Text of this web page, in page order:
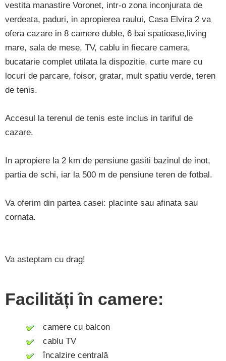
vestita manastire Voronet, intr-o zona inconjurata de
verdeata, paduri, in apropierea raului, Casa Elvira 2 va
ofera cazare in 8 camere duble, 6 bai spatioase,living
mare, sala de mese, TV, cablu in fiecare camera,
bucatarie complet utilata la dispozitie, curte mare cu
locuri de parcare, foisor, gratar, mult spatiu verde, teren
de tenis.
Accesul la terenul de tenis este inclus in tariful de
cazare.
In apropiere la 2 km de pensiune gasiti bazinul de inot,
partia de schi, iar la 500 m de pensiune teren de fotbal.
Va oferim din partea casei: placinte sau afinata sau
cornata.
Va asteptam cu drag!
Facilități în camere:
camere cu balcon
cablu TV
încalzire centrală